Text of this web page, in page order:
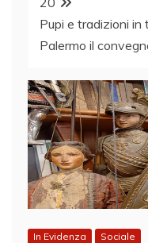
Pupi e tradizioni
Palermo il
In Evidenza Sociale